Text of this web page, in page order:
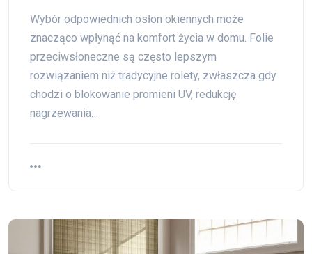
Wybór odpowiednich osłon okiennych może
znacząco wpłynąć na komfort życia w domu. Folie
przeciwsłoneczne są często lepszym
rozwiązaniem niż tradycyjne rolety, zwłaszcza gdy
chodzi o blokowanie promieni UV, redukcję
nagrzewania…